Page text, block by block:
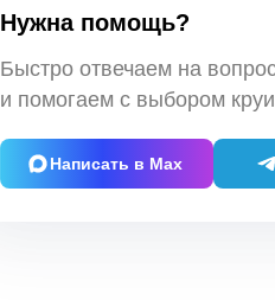
Нужна помощь?
Быстро отвечаем на
и помогаем с выбором
Написать в Max